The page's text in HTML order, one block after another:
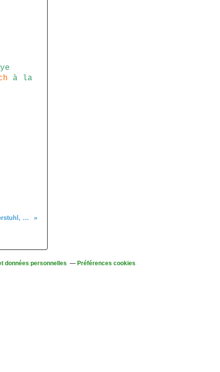
à la
C'était le 21 octobre, dans le Kaiserstuhl, avec les seniors
données personnelles Préférences cookies